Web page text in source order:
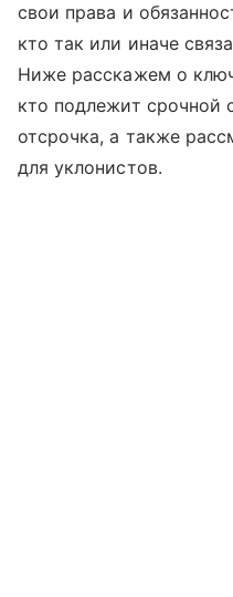
свои права и
кто так или иначе
Ниже расскажем о
кто подлежит срочной
отсрочка, а также
для уклонистов.